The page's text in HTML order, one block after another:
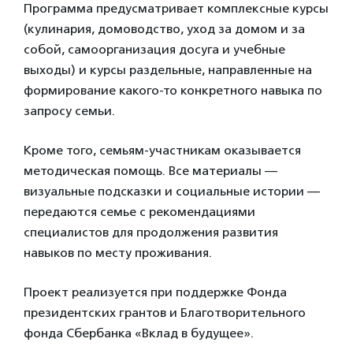
Программа предусматривает комплексные курсы
(кулинария, домоводство, уход за домом и за
собой, самоорганизация досуга и учебные
выходы) и курсы раздельные, направленные на
формирование какого-то конкретного навыка по
запросу семьи.
Кроме того, семьям-участникам оказывается
методическая помощь. Все материалы —
визуальные подсказки и социальные истории —
передаются семье с рекомендациями
специалистов для продолжения развития
навыков по месту проживания.
Проект реализуется при поддержке Фонда
президентских грантов и Благотворительного
фонда Сбербанка «Вклад в будущее».